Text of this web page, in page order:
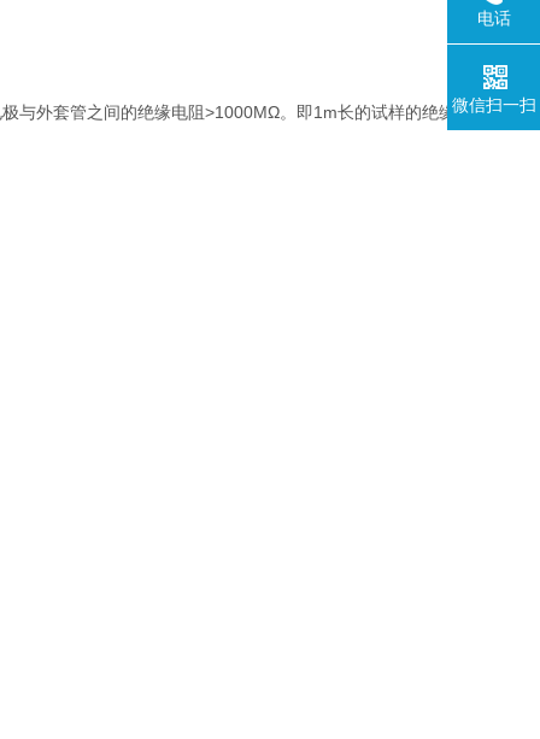
与外套管之间的绝缘电阻>1000MΩ。即1m长的试样的绝缘
电话
微信扫一扫